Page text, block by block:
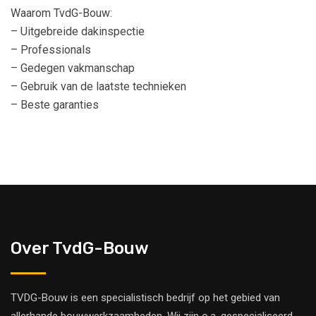
Waarom TvdG-Bouw:
– Uitgebreide dakinspectie
– Professionals
– Gedegen vakmanschap
– Gebruik van de laatste technieken
– Beste garanties
Over TvdG-Bouw
TVDG-Bouw is een specialistisch bedrijf op het gebied van